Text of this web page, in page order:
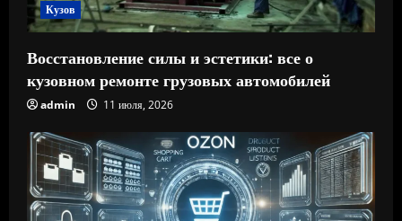
Кузов
Восстановление силы и эстетики: все о
кузовном ремонте грузовых автомобилей
admin 11 июля, 2026